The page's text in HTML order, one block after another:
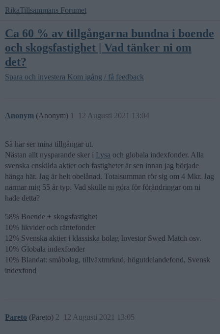
RikaTillsammans Forumet
Ca 60 % av tillgångarna bundna i boende
och skogsfastighet | Vad tänker ni om
det?
Spara och investera Kom igång / få feedback
Anonym (Anonym) 12 Augusti 2021 13:04
1
Så här ser mina tillgångar ut.
Nästan allt nysparande sker i Lysa och globala indexfonder. Alla
svenska enskilda aktier och fastigheter är sen innan jag började
hänga här. Jag är helt obelånad. Totalsumman rör sig om 4 Mkr. Jag
närmar mig 55 år typ. Vad skulle ni göra för förändringar om ni
hade detta?
58% Boende + skogsfastighet
10% likvider och räntefonder
12% Svenska aktier i klassiska bolag Investor Swed Match osv.
10% Globala indexfonder
10% Blandat: småbolag, tillväxtmrknd, högutdelandefond, Svensk
indexfond
Pareto (Pareto) 12 Augusti 2021 13:05
2